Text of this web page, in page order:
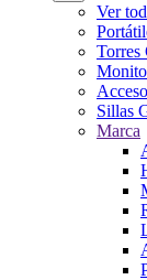
Ver
Torres
Sillas
Marca